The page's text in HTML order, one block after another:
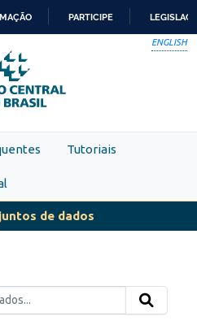
PARA
O
CONTEÚDO
PARTICIPE
ENGLISH
Tutoriais
de dados